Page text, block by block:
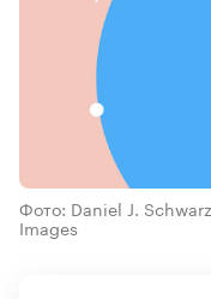
Фото: Daniel J.
Images